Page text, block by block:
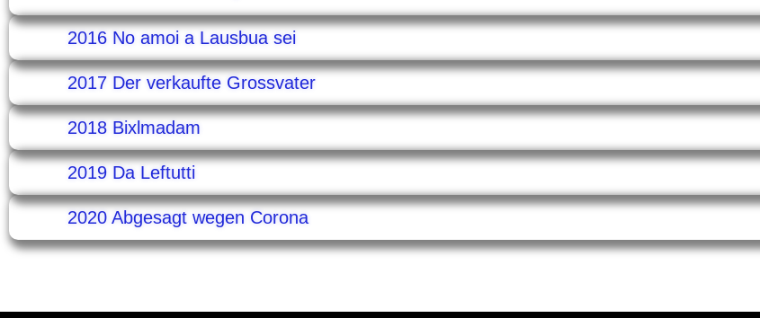
2016 No amoi a Lausbua sei
2017 Der verkaufte Grossvater
2018 Bixlmadam
2019 Da Leftutti
2020 Abgesagt wegen Corona